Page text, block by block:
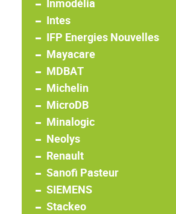
Inmodélia
Intes
IFP Energies Nouvelles
Mayacare
MDBAT
Michelin
MicroDB
Minalogic
Neolys
Renault
Sanofi Pasteur
SIEMENS
Stackeo